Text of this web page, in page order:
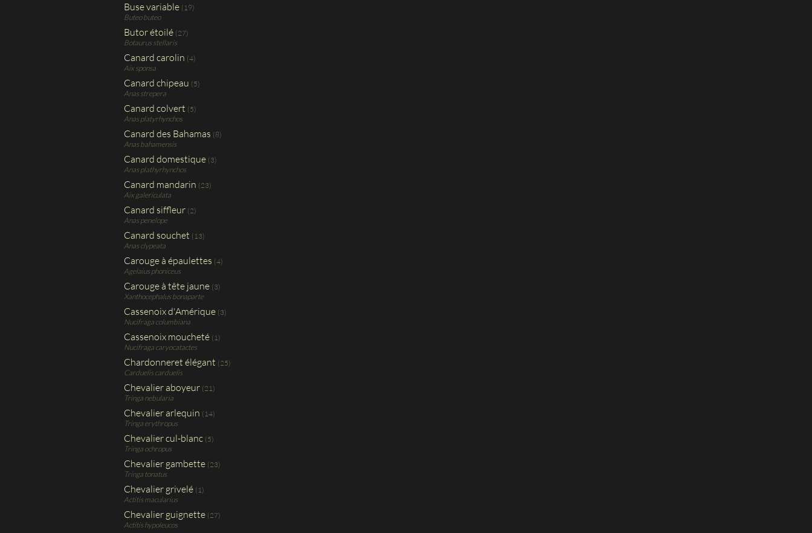
Buse variable (19)
Buteo buteo
Butor étoilé (27)
Botaurus stellaris
Canard carolin (4)
Aix sponsa
Canard chipeau (5)
Anas strepera
Canard colvert (5)
Anas platyrhynchos
Canard des Bahamas (8)
Anas bahamensis
Canard domestique (3)
Anas plathyrhynchos
Canard mandarin (23)
Aix galericulata
Canard siffleur (2)
Anas penelope
Canard souchet (13)
Anas clypeata
Carouge à épaulettes (4)
Agelaius phoniceus
Carouge à tête jaune (3)
Xanthocephalus bonaparte
Cassenoix d'Amérique (3)
Nucifraga columbiana
Cassenoix moucheté (1)
Nucifraga caryocatactes
Chardonneret élégant (25)
Carduelis carduelis
Chevalier aboyeur (21)
Tringa nebularia
Chevalier arlequin (14)
Tringa erythropus
Chevalier cul-blanc (5)
Tringa ochropus
Chevalier gambette (23)
Tringa tonatus
Chevalier grivelé (1)
Actitis macularius
Chevalier guignette (27)
Actitis hypoleucos